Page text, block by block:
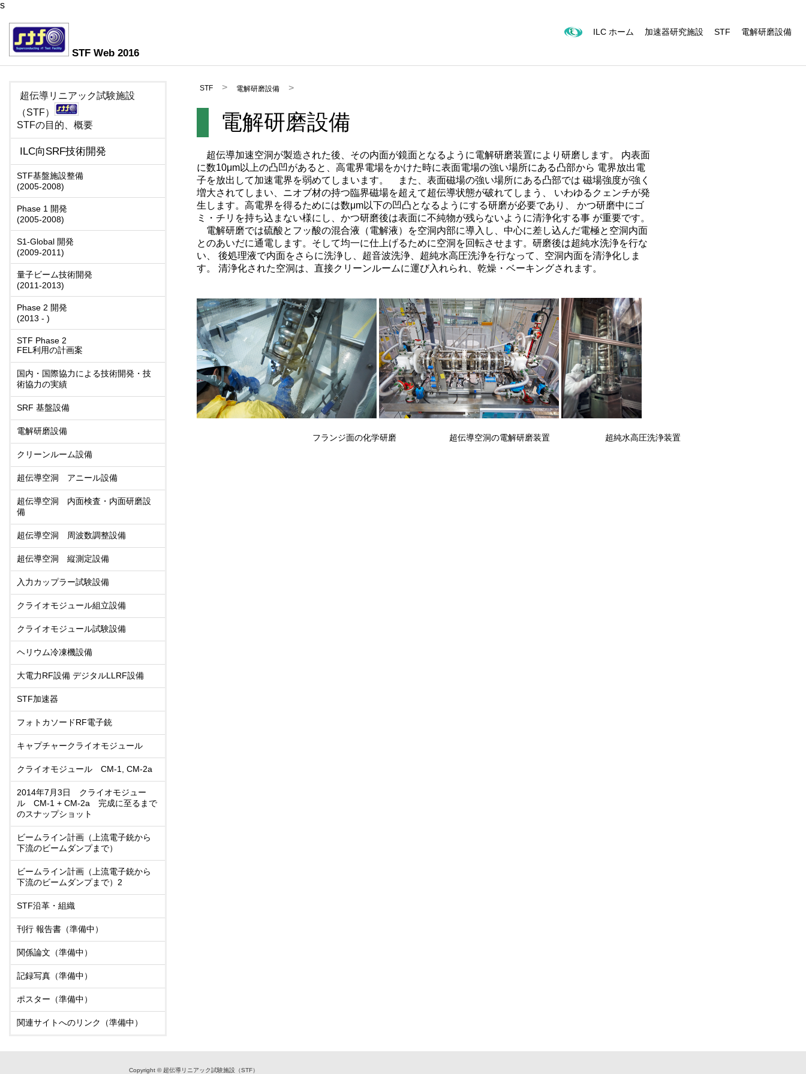
s
STF Web 2016
ILC ホーム 加速器研究施設 STF 電解研磨設備
STF 電解研磨設備
電解研磨設備
超伝導加速空洞が製造された後、その内面が鏡面となるように電解研磨装置により研磨します。 内表面
に数10μm以上の凸凹があると、高電界電場をかけた時に表面電場の強い場所にある凸部から 電界放出電
子を放出して加速電界を弱めてしまいます。 また、表面磁場の強い場所にある凸部では 磁場強度が強く
増大されてしまい、ニオブ材の持つ臨界磁場を超えて超伝導状態が破れてしまう、 いわゆるクェンチが発
生します。高電界を得るためには数μm以下の凹凸となるようにする研磨が必要であり、 かつ研磨中にゴ
ミ・チリを持ち込まない様にし、かつ研磨後は表面に不純物が残らないように清浄化する事 が重要です。
電解研磨では硫酸とフッ酸の混合液（電解液）を空洞内部に導入し、中心に差し込んだ電極と空洞内面
とのあいだに通電します。そして均一に仕上げるために空洞を回転させます。研磨後は超純水洗浄を行な
い、 後処理液で内面をさらに洗浄し、超音波洗浄、超純水高圧洗浄を行なって、空洞内面を清浄化しま
す。 清浄化された空洞は、直接クリーンルームに運び入れられ、乾燥・ベーキングされます。
フランジ面の化学研磨 超伝導空洞の電解研磨装置 超純水高圧洗浄装置
超伝導リニアック試験施設
（STF）
STFの目的、概要
ILC向SRF技術開発
STF基盤施設整備
(2005-2008)
Phase 1 開発
(2005-2008)
S1-Global 開発
(2009-2011)
量子ビーム技術開発
(2011-2013)
Phase 2 開発
(2013 - )
STF Phase 2
FEL利用の計画案
国内・国際協力による技術開発・技
術協力の実績
SRF 基盤設備
電解研磨設備
クリーンルーム設備
超伝導空洞 アニール設備
超伝導空洞 内面検査・内面研磨設
備
超伝導空洞 周波数調整設備
超伝導空洞 縦測定設備
入力カップラー試験設備
クライオモジュール組立設備
クライオモジュール試験設備
ヘリウム冷凍機設備
大電力RF設備 デジタルLLRF設備
STF加速器
フォトカソードRF電子銃
キャプチャークライオモジュール
クライオモジュール CM-1, CM-2a
2014年7月3日 クライオモジュー
ル CM-1 + CM-2a 完成に至るまで
のスナップショット
ビームライン計画（上流電子銃から
下流のビームダンプまで）
ビームライン計画（上流電子銃から
下流のビームダンプまで）2
STF沿革・組織
刊行 報告書（準備中）
関係論文（準備中）
記録写真（準備中）
ポスター（準備中）
関連サイトへのリンク（準備中）
Copyright © 超伝導リニアック試験施設（STF）